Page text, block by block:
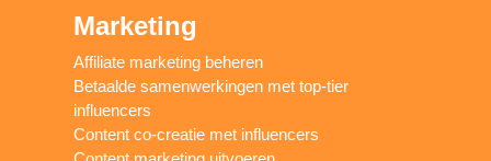
Marketing
Affiliate marketing beheren
Betaalde samenwerkingen met top-tier
influencers
Content co-creatie met influencers